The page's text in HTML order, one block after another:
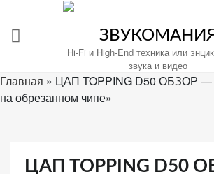
содержимому
ЗВУКОМАНИЯ
Hi-Fi и High-End техника или
звука и видео
Главная » ЦАП TOPPING D50 ОБЗОР —
на обрезанном чипе»
ЦАП TOPPING D50
для